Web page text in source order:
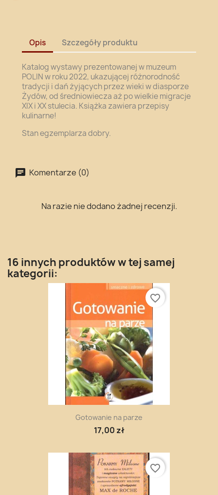
Opis Szczegóły produktu
Katalog wystawy prezentowanej w muzeum
POLIN w roku 2022, ukazującej różnorodność
tradycji i dań żyjących przez wieki w diasporze
Żydów, od średniowiecza aż po wielkie migracje
XIX i XX stulecia. Książka zawiera przepisy
kulinarne!
Stan egzemplarza dobry.
Komentarze (0)
Na razie nie dodano żadnej recenzji.
16 innych produktów w tej samej
kategorii:
Gotowanie na parze
17,00 zł
favorite_border
favorite_border